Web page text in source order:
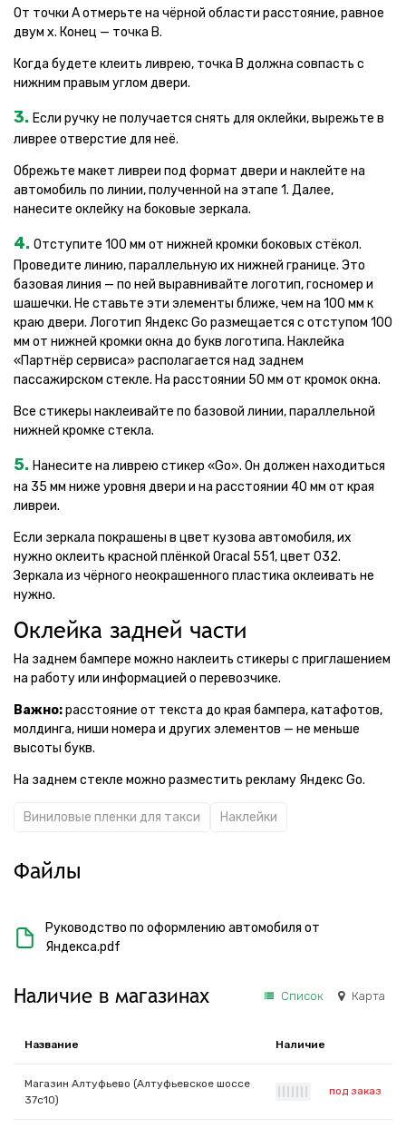
От точки А отмерьте на чёрной области расстояние, равное
двум х. Конец — точка В.
Когда будете клеить ливрею, точка В должна совпасть с
нижним правым углом двери.
3. Если ручку не получается снять для оклейки, вырежьте в
ливрее отверстие для неё.
Обрежьте макет ливреи под формат двери и наклейте на
автомобиль по линии, полученной на этапе 1. Далее,
нанесите оклейку на боковые зеркала.
4. Отступите 100 мм от нижней кромки боковых стёкол.
Проведите линию, параллельную их нижней границе. Это
базовая линия — по ней выравнивайте логотип, госномер и
шашечки. Не ставьте эти элементы ближе, чем на 100 мм к
краю двери. Логотип Яндекс Go размещается с отступом 100
мм от нижней кромки окна до букв логотипа. Наклейка
«Партнёр сервиса» располагается над заднем
пассажирском стекле. На расстоянии 50 мм от кромок окна.
Все стикеры наклеивайте по базовой линии, параллельной
нижней кромке стекла.
5. Нанесите на ливрею стикер «Go». Он должен находиться
на 35 мм ниже уровня двери и на расстоянии 40 мм от края
ливреи.
Если зеркала покрашены в цвет кузова автомобиля, их
нужно оклеить красной плёнкой Oracal 551, цвет 032.
Зеркала из чёрного неокрашенного пластика оклеивать не
нужно.
Оклейка задней части
На заднем бампере можно наклеить стикеры с приглашением
на работу или информацией о перевозчике.
Важно:расстояние от текста до края бампера, катафотов,
молдинга, ниши номера и других элементов — не меньше
высоты букв.
На заднем стекле можно разместить рекламу Яндекс Go.
Виниловые пленки для такси Наклейки
Файлы
Руководство по оформлению автомобиля от
Яндекса.pdf
Наличие в магазинах Список Карта
Название Наличие
Магазин Алтуфьево (Алтуфьевское шоссе
37с10)
под заказ